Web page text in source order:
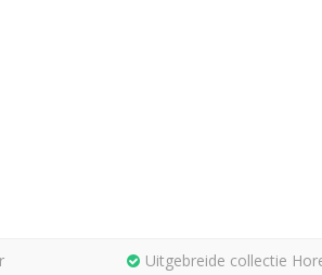
Uitgebreide collectie